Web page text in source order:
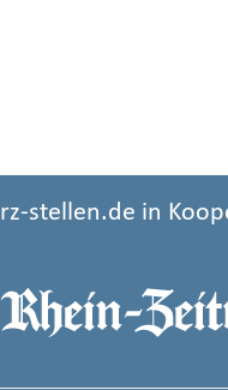
rz-stellen.de in